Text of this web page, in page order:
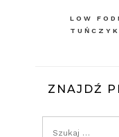
LOW
ZNAJDŹ